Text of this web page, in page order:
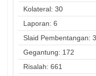
Kolateral: 30
Laporan: 6
Slaid Pembentangan:
Gegantung: 172
Risalah: 661